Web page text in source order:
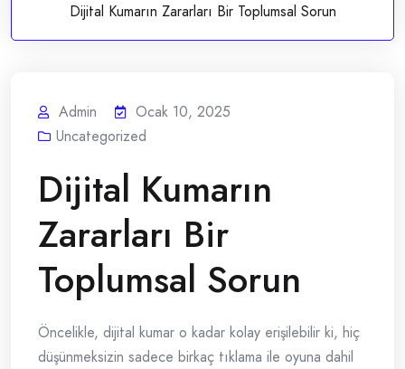
Dijital Kumarın Zararları Bir Toplumsal Sorun
Admin
Ocak 10, 2025
Uncategorized
Dijital Kumarın
Zararları Bir
Toplumsal Sorun
Öncelikle, dijital kumar o kadar kolay erişilebilir ki, hiç
düşünmeksizin sadece birkaç tıklama ile oyuna dahil